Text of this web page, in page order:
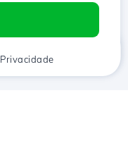
Privacidade
Chat